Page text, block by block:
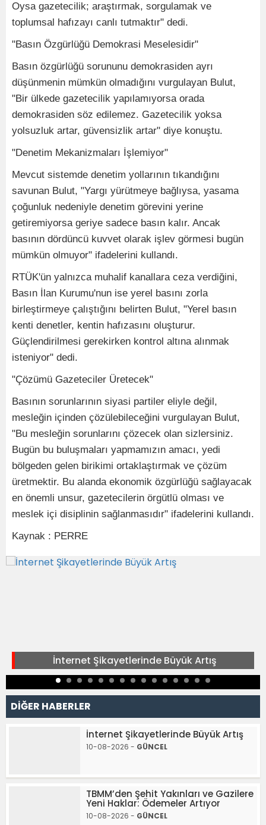
Oysa gazetecilik; araştırmak, sorgulamak ve
toplumsal hafızayı canlı tutmaktır" dedi.
"Basın Özgürlüğü Demokrasi Meselesidir"
Basın özgürlüğü sorununu demokrasiden ayrı
düşünmenin mümkün olmadığını vurgulayan Bulut,
"Bir ülkede gazetecilik yapılamıyorsa orada
demokrasiden söz edilemez. Gazetecilik yoksa
yolsuzluk artar, güvensizlik artar" diye konuştu.
"Denetim Mekanizmaları İşlemiyor"
Mevcut sistemde denetim yollarının tıkandığını
savunan Bulut, "Yargı yürütmeye bağlıysa, yasama
çoğunluk nedeniyle denetim görevini yerine
getiremiyorsa geriye sadece basın kalır. Ancak
basının dördüncü kuvvet olarak işlev görmesi bugün
mümkün olmuyor" ifadelerini kullandı.
RTÜK'ün yalnızca muhalif kanallara ceza verdiğini,
Basın İlan Kurumu'nun ise yerel basını zorla
birleştirmeye çalıştığını belirten Bulut, "Yerel basın
kenti denetler, kentin hafızasını oluşturur.
Güçlendirilmesi gerekirken kontrol altına alınmak
isteniyor" dedi.
"Çözümü Gazeteciler Üretecek"
Basının sorunlarının siyasi partiler eliyle değil,
mesleğin içinden çözülebileceğini vurgulayan Bulut,
"Bu mesleğin sorunlarını çözecek olan sizlersiniz.
Bugün bu buluşmaları yapmamızın amacı, yedi
bölgeden gelen birikimi ortaklaştırmak ve çözüm
üretmektir. Bu alanda ekonomik özgürlüğü sağlayacak
en önemli unsur, gazetecilerin örgütlü olması ve
meslek içi disiplinin sağlanmasıdır" ifadelerini kullandı.
Kaynak : PERRE
İnternet Şikayetlerinde Büyük Artış
DİĞER HABERLER
İnternet Şikayetlerinde Büyük Artış
10-08-2026 - GÜNCEL
TBMM’den Şehit Yakınları ve Gazilere
Yeni Haklar: Ödemeler Artıyor
10-08-2026 - GÜNCEL